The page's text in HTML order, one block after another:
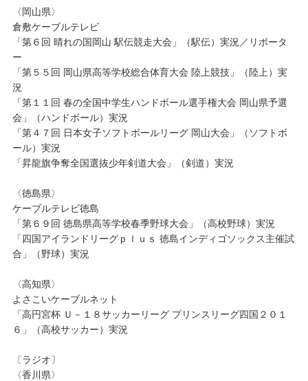
〈岡山県〉
倉敷ケーブルテレビ
「第６回 晴れの国岡山 駅伝競走大会」（駅伝）実況／リポータ
ー
「第５５回 岡山県高等学校総合体育大会 陸上競技」（陸上）実
況
「第１１回 春の全国中学生ハンドボール選手権大会 岡山県予選
会」（ハンドボール）実況
「第４７回 日本女子ソフトボールリーグ 岡山大会」（ソフトボ
ール）実況
「昇龍旗争奪全国選抜少年剣道大会」（剣道）実況
〈徳島県〉
ケーブルテレビ徳島
「第６９回 徳島県高等学校春季野球大会」（高校野球）実況
「四国アイランドリーグｐｌｕｓ 徳島インディゴソックス主催試
合」（野球）実況
〈高知県〉
よさこいケーブルネット
「高円宮杯 Ｕ－１８サッカーリーグ プリンスリーグ四国２０１
６」（高校サッカー）実況
〔ラジオ〕
〈香川県〉